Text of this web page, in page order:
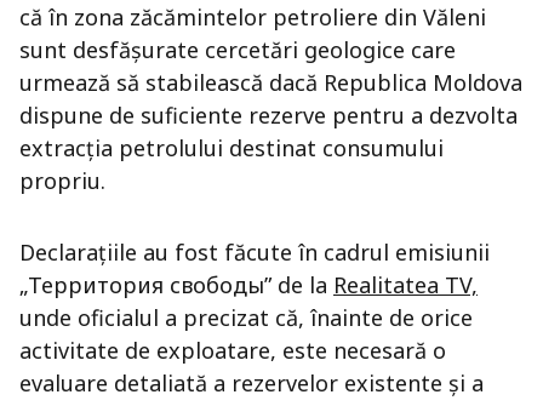
că în zona zăcămintelor petroliere din Văleni
sunt desfășurate cercetări geologice care
urmează să stabilească dacă Republica Moldova
dispune de suficiente rezerve pentru a dezvolta
extracția petrolului destinat consumului
propriu.
Declarațiile au fost făcute în cadrul emisiunii
„Территория свободы” de la Realitatea TV,
unde oficialul a precizat că, înainte de orice
activitate de exploatare, este necesară o
evaluare detaliată a rezervelor existente și a